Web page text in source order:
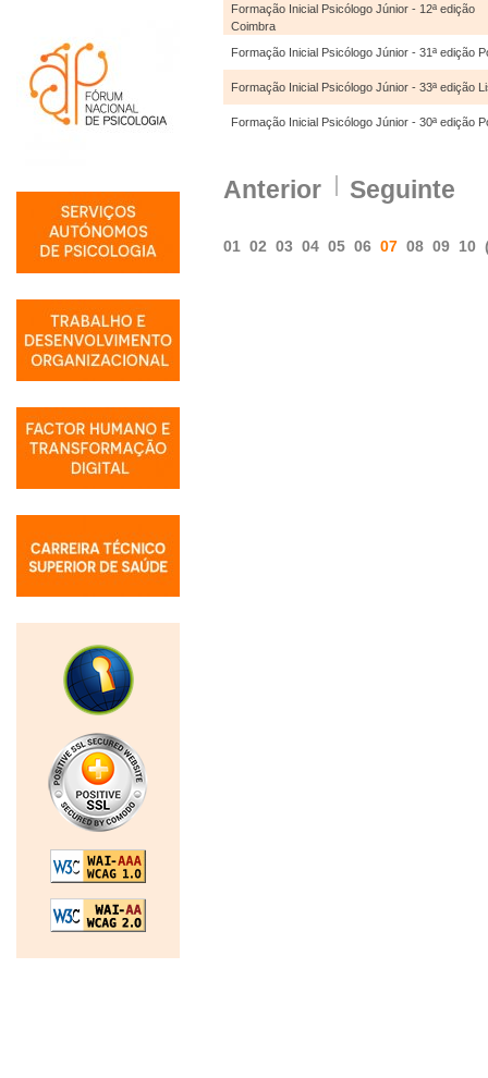
Formação Inicial Psicólogo Júnior - 12ª edição
Coimbra
Formação Inicial Psicólogo Júnior - 31ª edição
Formação Inicial Psicólogo Júnior - 33ª edição
Formação Inicial Psicólogo Júnior - 30ª edição
Anterior Seguinte
01 02 03 04 05 06 07 08 09 10